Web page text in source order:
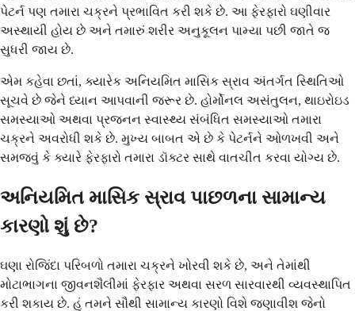
પેટર્ન પણ તમારા ચક્રને પ્રભાવિત કરી શકે છે. આ ફેરફારો ઘણીવાર
અસ્થાયી હોય છે અને તમારું શરીર અનુકૂલન પામ્યા પછી જાતે જ
સુધરી જાય છે.
એમ કહેવા છતાં, ક્યારેક અનિયમિત માસિક સ્રાવ અંતર્ગત સ્થિતિઓ
સૂચવે છે જેને ધ્યાન આપવાની જરૂર છે. હોર્મોનલ અસંતુલન, થાઇરોઇડ
સમસ્યાઓ અથવા પ્રજનન સ્વાસ્થ્ય સંબંધિત સમસ્યાઓ તમારા
ચક્રને અવરોધી શકે છે. મુખ્ય બાબત એ છે કે પેટર્નને ઓળખવી અને
સમજવું કે ક્યારે ફેરફારો તમારા ડૉક્ટર સાથે વાતચીત કરવા યોગ્ય છે.
અનિયમિત માસિક સ્રાવ પાછળના સામાન્ય
કારણો શું છે?
ઘણા રોજિંદા પરિબળો તમારા ચક્રને ખોરવી શકે છે, અને તેમાંથી
મોટાભાગના જીવનશૈલીમાં ફેરફાર અથવા સરળ સારવારથી વ્યવસ્થાપિત
કરી શકાય છે. હું તમને સૌથી સામાન્ય કારણો વિશે જણાવીશ જેનો